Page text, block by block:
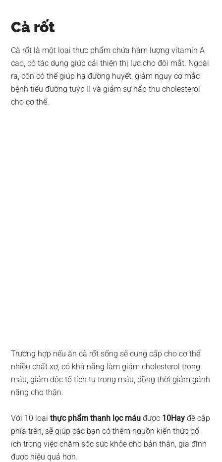
Cà rốt
Cà rốt là một loại thực phẩm chứa hàm lượng vitamin A
cao, có tác dụng giúp cải thiện thị lực cho đôi mắt. Ngoài
ra, còn có thể giúp hạ đường huyết, giảm nguy cơ mắc
bệnh tiểu đường tuýp II và giảm sự hấp thu cholesterol
cho cơ thể.
Trường hợp nếu ăn cà rốt sống sẽ cung cấp cho cơ thể
nhiều chất xơ, có khả năng làm giảm cholesterol trong
máu, giảm độc tố tích tụ trong máu, đồng thời giảm gánh
nặng cho thận.
Với 10 loạithực phẩm thanh lọc máu được 10Hayđề cập
phía trên, sẽ giúp các bạn có thêm nguồn kiến thức bổ
ích trong việc chăm sóc sức khỏe cho bản thân, gia đình
được hiệu quả hơn.